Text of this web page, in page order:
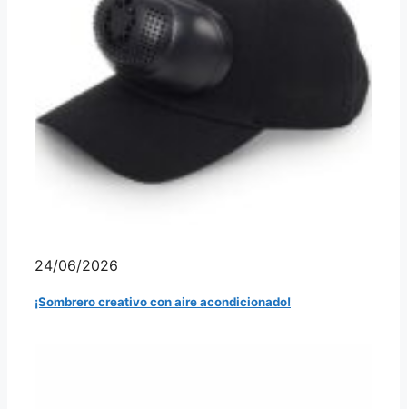
24/06/2026
¡Sombrero creativo con aire acondicionado!